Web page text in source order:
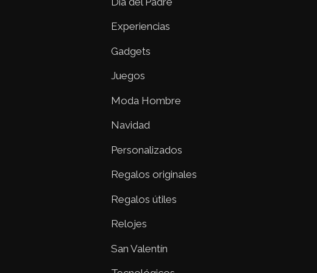
Experiencias
Gadgets
Juegos
Moda Hombre
Navidad
Personalizados
Regalos originales
Regalos útiles
Relojes
San Valentín